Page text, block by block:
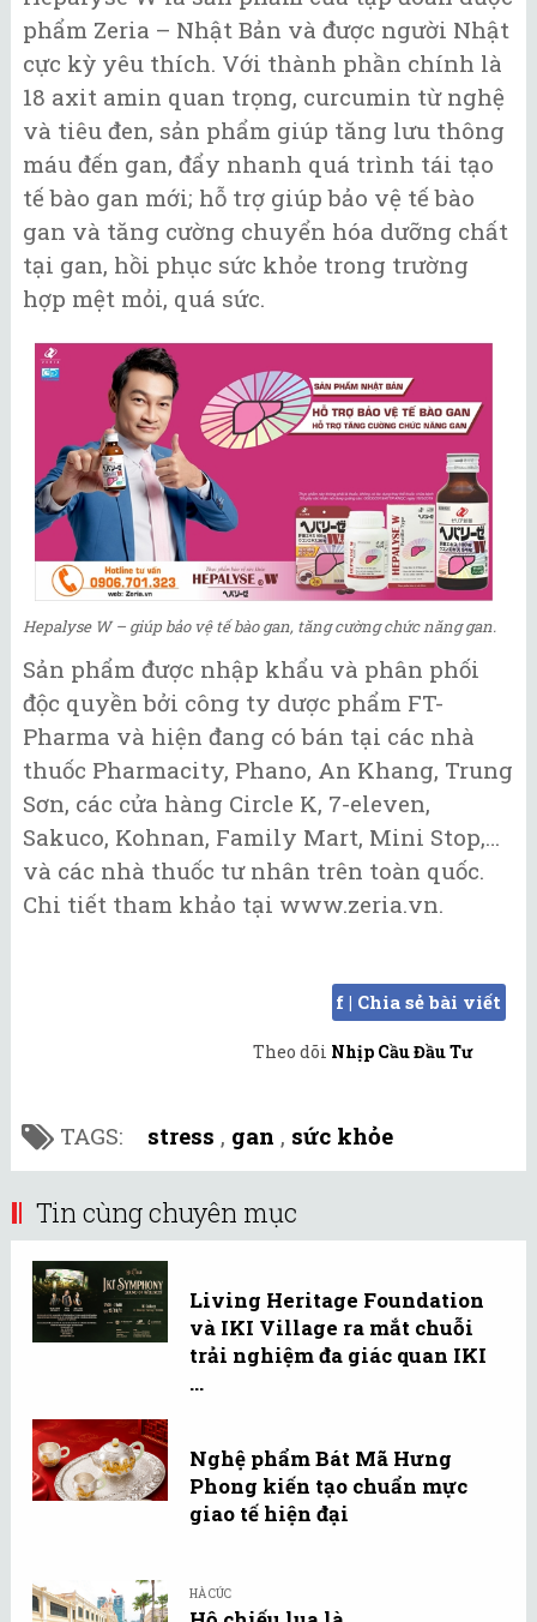
phẩm Zeria – Nhật Bản và được người Nhật
cực kỳ yêu thích. Với thành phần chính là
18 axit amin quan trọng, curcumin từ nghệ
và tiêu đen, sản phẩm giúp tăng lưu thông
máu đến gan, đẩy nhanh quá trình tái tạo
tế bào gan mới; hỗ trợ giúp bảo vệ tế bào
gan và tăng cường chuyển hóa dưỡng chất
tại gan, hồi phục sức khỏe trong trường
hợp mệt mỏi, quá sức.
Hepalyse W – giúp bảo vệ tế bào gan, tăng cường chức năng gan.
Sản phẩm được nhập khẩu và phân phối
độc quyền bởi công ty dược phẩm FT-
Pharma và hiện đang có bán tại các nhà
thuốc Pharmacity, Phano, An Khang, Trung
Sơn, các cửa hàng Circle K, 7-eleven,
Sakuco, Kohnan, Family Mart, Mini Stop,…
và các nhà thuốc tư nhân trên toàn quốc.
Chi tiết tham khảo tại www.zeria.vn.
f | Chia sẻ bài viết
Theo dõi Nhịp Cầu Đầu Tư
TAGS: stress , gan , sức khỏe
Tin cùng chuyên mục
Living Heritage Foundation
và IKI Village ra mắt chuỗi
trải nghiệm đa giác quan IKI
...
Nghệ phẩm Bát Mã Hưng
Phong kiến tạo chuẩn mực
giao tế hiện đại
HÀ CÚC